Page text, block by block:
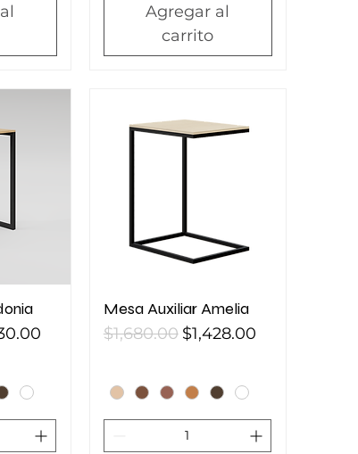
Agregar al
carrito
de oferta
Mesa Auxiliar Amelia
Precio
$1,680.00 Precio de oferta
$1,428.00